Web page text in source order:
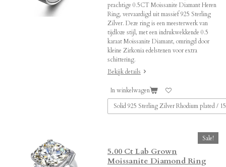
prachtige 0.5CT Moissanite Diamant Heren
Ring, vervaardigd uit massief 925 Sterling
Zilver. Deze ring is een meesterwerk van
tijdloze stijl, met een indrukwekkende 0.5
karaat Moissanite Diamant, omringd door
kleine Zirkonia edelstenen voor extra
schittering.
Bekijk details
In winkelwagen
Sale!
5.00 Ct Lab Grown
Moissanite Diamond Ring